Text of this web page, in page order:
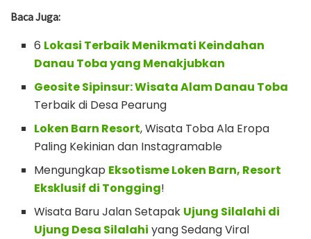
Baca Juga:
6 Lokasi Terbaik Menikmati Keindahan
Danau Toba yang Menakjubkan
Geosite Sipinsur: Wisata Alam Danau Toba
Terbaik di Desa Pearung
Loken Barn Resort, Wisata Toba Ala Eropa
Paling Kekinian dan Instagramable
Mengungkap Eksotisme Loken Barn, Resort
Eksklusif di Tongging!
Wisata Baru Jalan Setapak Ujung Silalahi di
Ujung Desa Silalahi yang Sedang Viral